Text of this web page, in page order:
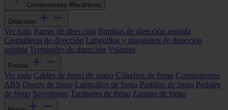
Componentes Mecánicos
Dirección
Ver todo Barras de dirección Bombas de dirección asistida
Cremalleras de dirección Latiguillos y manguitos de dirección
asistida Terminales de dirección Volantes
Frenos
Ver todo Cables de freno de mano Cilindros de freno Componentes
ABS Discos de freno Latiguillos de freno Pastillas de freno Pedales
de freno Servofreno Tambores de freno Zapatas de freno